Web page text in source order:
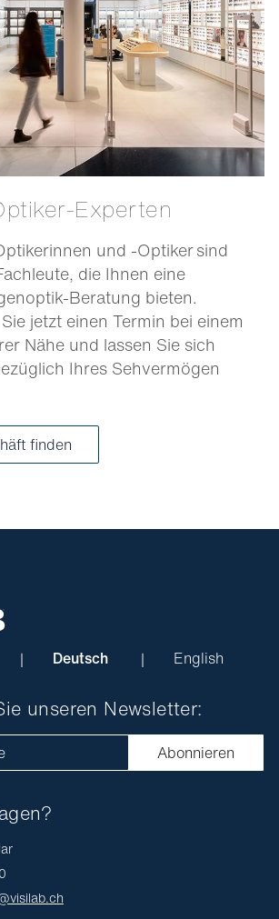
Experten
und -Optiker sind
die Ihnen eine
Beratung bieten.
jetzt einen Termin bei einem
Nähe und lassen Sie sich
Ihres Sehvermögen
finden
Deutsch English
unseren Newsletter:
Abonnieren